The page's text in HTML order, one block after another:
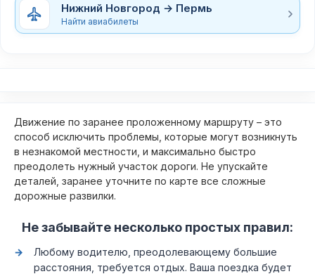
Нижний Новгород → Пермь
Найти авиабилеты
Движение по заранее проложенному маршруту – это
способ исключить проблемы, которые могут возникнуть
в незнакомой местности, и максимально быстро
преодолеть нужный участок дороги. Не упускайте
деталей, заранее уточните по карте все сложные
дорожные развилки.
Не забывайте несколько простых правил:
Любому водителю, преодолевающему большие
расстояния, требуется отдых. Ваша поездка будет